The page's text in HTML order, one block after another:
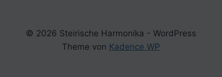
© 2026 Steirische Harmonika - WordPress
Theme von Kadence WP